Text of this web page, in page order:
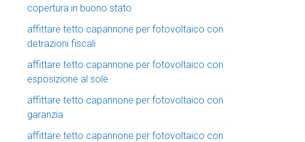
copertura in buono stato
affittare tetto capannone per fotovoltaico con
detrazioni fiscali
affittare tetto capannone per fotovoltaico con
esposizione al sole
affittare tetto capannone per fotovoltaico con
garanzia
affittare tetto capannone per fotovoltaico con